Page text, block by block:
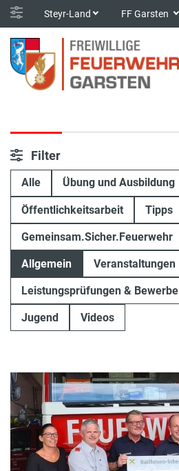
Steyr-Land FF Garsten
Filter
Alle Übung und Ausbildung
Öffentlichkeitsarbeit Tipps
Gemeinsam.Sicher.Feuerwehr
Allgemein Veranstaltungen
Leistungsprüfungen & Bewerbe
Jugend Videos